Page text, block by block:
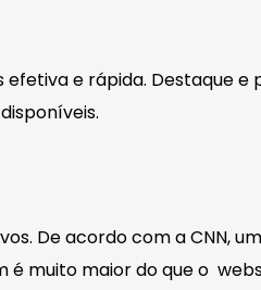
e rápida. Destaque
De acordo com a CNN,
muito maior do que o